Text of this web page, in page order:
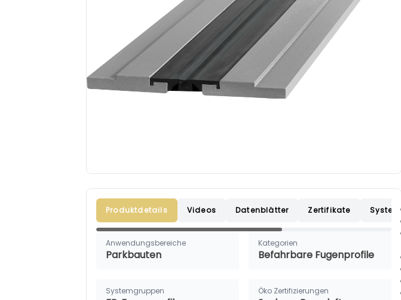
Produktdetails Videos Datenblätter Zertifikate
Anwendungsbereiche
Parkbauten
Kategorien
Befahrbare Fugenprofile
Systemgruppen Öko Zertifizierungen